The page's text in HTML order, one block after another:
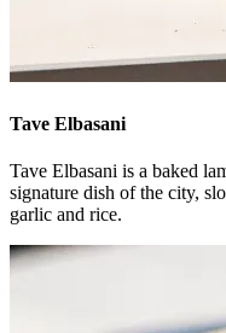
Tave Elbasani
Tave Elbasani is a baked
signature dish of the city,
garlic and rice.